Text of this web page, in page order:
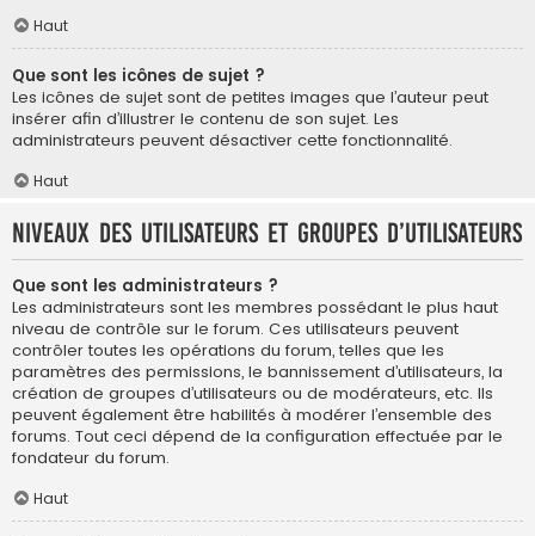
Haut
Que sont les icônes de sujet ?
Les icônes de sujet sont de petites images que l’auteur peut
insérer afin d’illustrer le contenu de son sujet. Les
administrateurs peuvent désactiver cette fonctionnalité.
Haut
Niveaux des utilisateurs et groupes d’utilisateurs
Que sont les administrateurs ?
Les administrateurs sont les membres possédant le plus haut
niveau de contrôle sur le forum. Ces utilisateurs peuvent
contrôler toutes les opérations du forum, telles que les
paramètres des permissions, le bannissement d’utilisateurs, la
création de groupes d’utilisateurs ou de modérateurs, etc. Ils
peuvent également être habilités à modérer l’ensemble des
forums. Tout ceci dépend de la configuration effectuée par le
fondateur du forum.
Haut